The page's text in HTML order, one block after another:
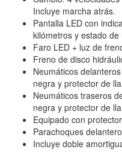
Incluye marcha atrás.
Pantalla LED con
kilómetros y estado de
Faro LED + luz de
Freno de disco
Neumáticos
negra y protector de
Neumáticos traseros
negra y protector de
Equipado con
Parachoques
Incluye doble